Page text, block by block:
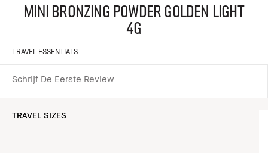
Mini Bronzing Powder Golden Light
4g
TRAVEL ESSENTIALS
Schrijf De Eerste Review
TRAVEL SIZES
TRAVEL SIZES